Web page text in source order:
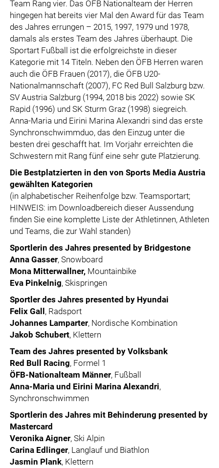
Team Rang vier. Das ÖFB Nationalteam der Herren
hingegen hat bereits vier Mal den Award für das Team
des Jahres errungen – 2015, 1997, 1979 und 1978,
damals als erstes Team des Jahres überhaupt. Die
Sportart Fußball ist die erfolgreichste in dieser
Kategorie mit 14 Titeln. Neben den ÖFB Herren waren
auch die ÖFB Frauen (2017), die ÖFB U20-
Nationalmannschaft (2007), FC Red Bull Salzburg bzw.
SV Austria Salzburg (1994, 2018 bis 2022) sowie SK
Rapid (1996) und SK Sturm Graz (1998) siegreich.
Anna-Maria und Eirini Marina Alexandri sind das erste
Synchronschwimmduo, das den Einzug unter die
besten drei geschafft hat. Im Vorjahr erreichten die
Schwestern mit Rang fünf eine sehr gute Platzierung.
Die Bestplatzierten in den von Sports Media Austria
gewählten Kategorien
(in alphabetischer Reihenfolge bzw. Teamsportart;
HINWEIS: im Downloadbereich dieser Aussendung
finden Sie eine komplette Liste der Athletinnen, Athleten
und Teams, die zur Wahl standen)
Sportlerin des Jahres presented by Bridgestone
Anna Gasser, Snowboard
Mona Mitterwallner, Mountainbike
Eva Pinkelnig, Skispringen
Sportler des Jahres presented by Hyundai
Felix Gall, Radsport
Johannes Lamparter, Nordische Kombination
Jakob Schubert, Klettern
Team des Jahres presented by Volksbank
Red Bull Racing, Formel 1
ÖFB-Nationalteam Männer, Fußball
Anna-Maria und Eirini Marina Alexandri,
Synchronschwimmen
Sportlerin des Jahres mit Behinderung presented by
Mastercard
Veronika Aigner, Ski Alpin
Carina Edlinger, Langlauf und Biathlon
Jasmin Plank, Klettern